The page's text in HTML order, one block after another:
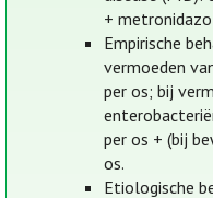
+
Empirische
vermoeden
per os; bij
per os + (bij
os.
Etiologische